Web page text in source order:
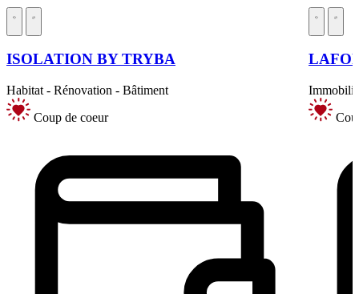
ISOLATION BY TRYBA
Habitat - Rénovation - Bâtiment
Coup de coeur